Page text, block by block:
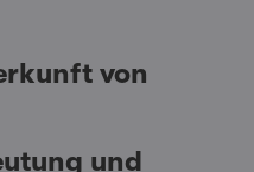
von
und